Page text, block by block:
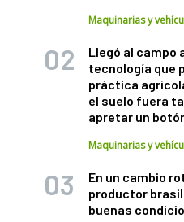
Maquinarias y
Llegó al campo
tecnología que
práctica
el suelo fuera
apretar un
Maquinarias y
En un cambio
productor
buenas